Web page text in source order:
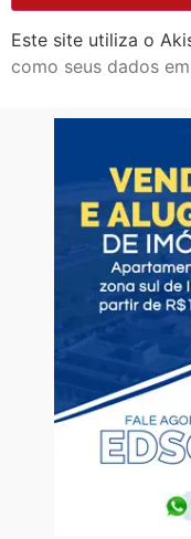
Este site utiliza o
como seus dados